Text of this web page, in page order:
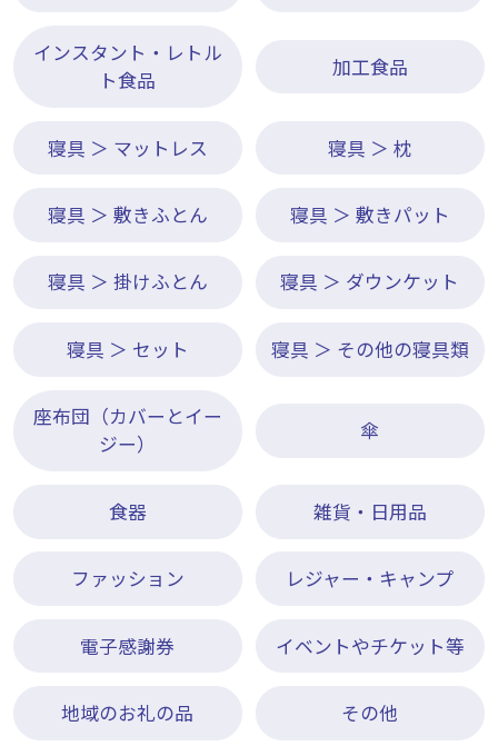
インスタント・レトル
ト食品
加工食品
寝具 ＞ マットレス 寝具 ＞ 枕
寝具 ＞ 敷きふとん 寝具 ＞ 敷きパット
寝具 ＞ 掛けふとん 寝具 ＞ ダウンケット
寝具 ＞ セット 寝具 ＞ その他の寝具類
座布団（カバーとイー
ジー）
傘
食器 雑貨・日用品
ファッション レジャー・キャンプ
電子感謝券 イベントやチケット等
地域のお礼の品 その他